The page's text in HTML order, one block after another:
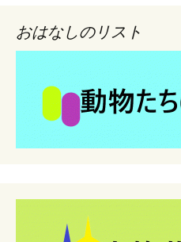
おはなしのリスト